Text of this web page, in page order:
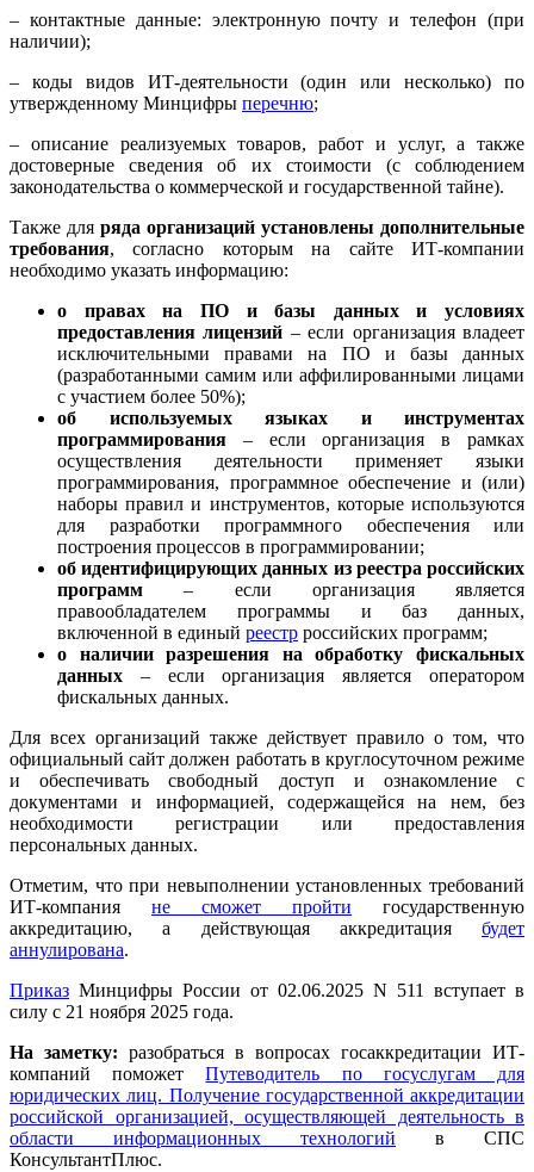
– контактные данные: электронную почту и телефон (при
наличии);
– коды видов ИТ-деятельности (один или несколько) по
утвержденному Минцифры перечню;
– описание реализуемых товаров, работ и услуг, а также
достоверные сведения об их стоимости (с соблюдением
законодательства о коммерческой и государственной тайне).
Также для ряда организаций установлены дополнительные
требования, согласно которым на сайте ИТ-компании
необходимо указать информацию:
о правах на ПО и базы данных и условиях
предоставления лицензий – если организация владеет
исключительными правами на ПО и базы данных
(разработанными самим или аффилированными лицами
с участием более 50%);
об используемых языках и инструментах
программирования – если организация в рамках
осуществления деятельности применяет языки
программирования, программное обеспечение и (или)
наборы правил и инструментов, которые используются
для разработки программного обеспечения или
построения процессов в программировании;
об идентифицирующих данных из реестра российских
программ – если организация является
правообладателем программы и баз данных,
включенной в единый реестр российских программ;
о наличии разрешения на обработку фискальных
данных – если организация является оператором
фискальных данных.
Для всех организаций также действует правило о том, что
официальный сайт должен работать в круглосуточном режиме
и обеспечивать свободный доступ и ознакомление с
документами и информацией, содержащейся на нем, без
необходимости регистрации или предоставления
персональных данных.
Отметим, что при невыполнении установленных требований
ИТ-компания не сможет пройти государственную
аккредитацию, а действующая аккредитация будет
аннулирована.
Приказ Минцифры России от 02.06.2025 N 511 вступает в
силу с 21 ноября 2025 года.
На заметку: разобраться в вопросах госаккредитации ИТ-
компаний поможетПутеводитель по госуслугам для
юридических лиц. Получение государственной аккредитации
российской организацией, осуществляющей деятельность в
области информационных технологий в СПС
КонсультантПлюс.